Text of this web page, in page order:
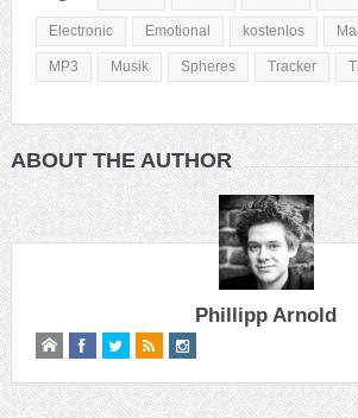
Electronic Emotional kostenlos
MP3 Musik Spheres Tracker
ABOUT THE AUTHOR
Phillipp Arnold